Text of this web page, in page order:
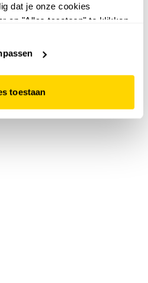
dat je onze cookies
op "Alles toestaan" te klikken.
toestaan